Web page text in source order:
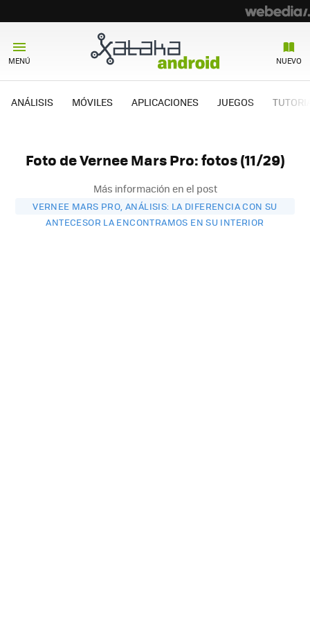
MENÚ NUEVO
ANÁLISIS MÓVILES APLICACIONES JUEGOS
Foto de Vernee Mars Pro: fotos (11/29)
Más información en el post
VERNEE MARS PRO, ANÁLISIS: LA DIFERENCIA CON SU
ANTECESOR LA ENCONTRAMOS EN SU INTERIOR